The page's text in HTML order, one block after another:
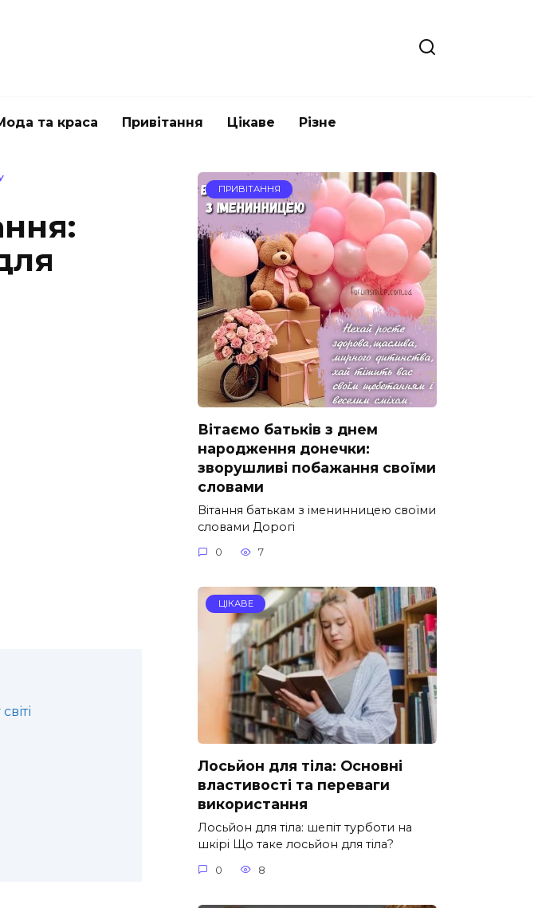
та краса Привітання Цікаве Різне
ПРИВІТАННЯ
Вітаємо батьків з днем
народження донечки:
зворушливі побажання своїми
словами
Вітання батькам з іменинницею своїми
словами Дорогі
0 7
ЦІКАВЕ
Лосьйон для тіла: Основні
властивості та переваги
використання
Лосьйон для тіла: шепіт турботи на
шкірі Що таке лосьйон для тіла?
0 8